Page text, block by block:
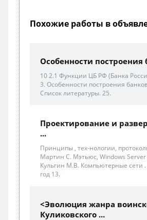
Похожие работы в
Особенности
10 2.1 Функции ЦБ РФ (Банка
3. Особенности построения
Список литературы. 25.
Проектирование и
...
Принципы , тех-нологии,
Мартин С. Мэтьюс, Windows Server
Кульгин М.В. Компьютерные сети
год 13.
<Эволюция жанра
Куликовского ...